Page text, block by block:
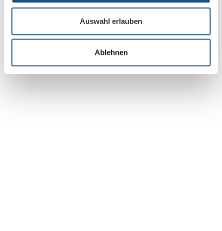
Auswahl erlauben
Ablehnen